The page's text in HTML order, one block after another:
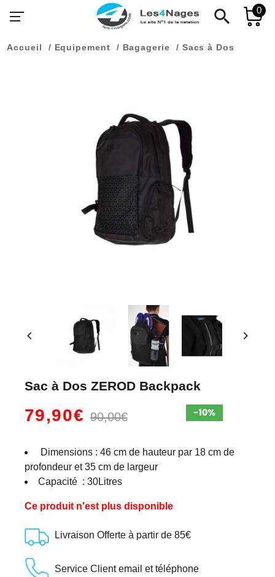
search 0
Accueil Equipement Bagagerie Sacs à Dos
chevron_left chevron_right
Sac à Dos ZEROD Backpack
79,90€90,00€
Dimensions : 46 cm de hauteur par 18 cm de
profondeur et 35 cm de largeur
Capacité : 30Litres
Ce produit n'est plus disponible
Livraison Offerte à partir de 85€
Service Client email et téléphone